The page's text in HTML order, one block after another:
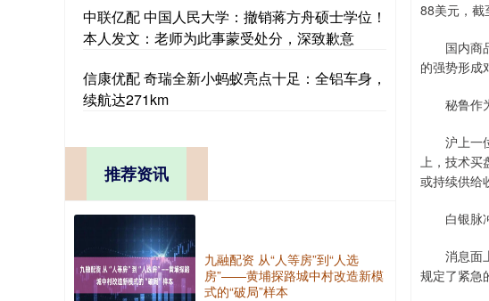
88美元，截
国内商品
的强势形成
秘鲁作为
沪上一位
上，技术买
或持续供给
白银脉冲
消息面上
规定了紧急
中联亿配 中国人民大学：撤销蒋方舟硕士学位！
本人发文：老师为此事蒙受处分，深致歉意
信康优配 奇瑞全新小蚂蚁亮点十足：全铝车身，
续航达271km
推荐资讯
九融配资 从“人等房”到“人选
房”——黄埔探路城中村改造新模
式的“破局”样本